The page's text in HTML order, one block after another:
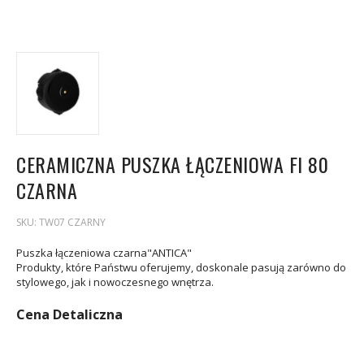
CERAMICZNA PUSZKA ŁĄCZENIOWA FI 80
CZARNA
SKU: TW07 CZARNY
Puszka łączeniowa czarna"ANTICA"
Produkty, które Państwu oferujemy, doskonale pasują zarówno do
stylowego, jak i nowoczesnego wnętrza.
Cena Detaliczna